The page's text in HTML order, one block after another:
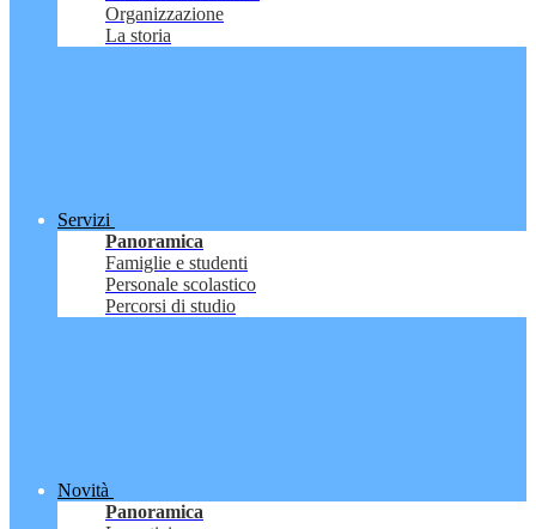
Organizzazione
La storia
Servizi
Panoramica
Famiglie e studenti
Personale scolastico
Percorsi di studio
Novità
Panoramica